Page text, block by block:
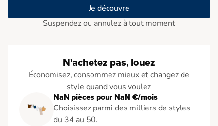
Je découvre
Suspendez ou annulez à tout moment
N'achetez pas, louez
Économisez, consommez mieux et changez de
style quand vous voulez
NaN pièces pour NaN €/mois
Choisissez parmi des milliers de styles
du 34 au 50.